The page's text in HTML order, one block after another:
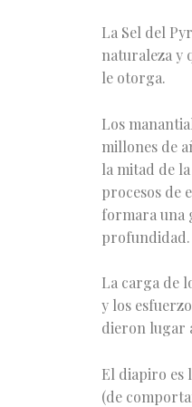
La Sel del
naturaleza y
le otorga.
Los
millones de
la mitad de
procesos de
formara una
profundidad.
La carga de
y los
dieron lugar
El diapiro es
(de